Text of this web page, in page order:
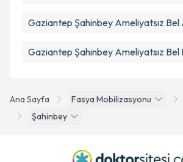
Ana Sayfa Fasya Mobilizasyonu
Şahinbey
Gaziantep Şahinbey Ameliyatsız Bel
Gaziantep Şahinbey Ameliyatsız Bel